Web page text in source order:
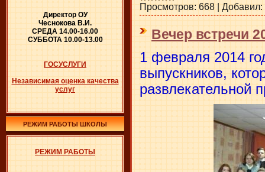
Директор ОУ
Чеснокова В.И.
СРЕДА 14.00-16.00
СУББОТА 10.00-13.00
ГОСУСЛУГИ
Независимая оценка качества
услуг
РЕЖИМ РАБОТЫ ШКОЛЫ
РЕЖИМ РАБОТЫ
Просмотров: 668 | Добавил:
Вечер встречи
1 февраля 2014
выпускников,
развлекательной